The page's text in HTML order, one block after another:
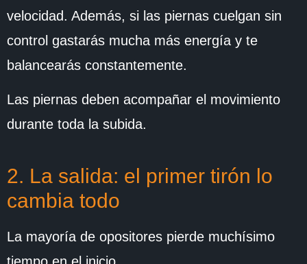
velocidad. Además, si las piernas cuelgan sin
control gastarás mucha más energía y te
balancearás constantemente.
Las piernas deben acompañar el movimiento
durante toda la subida.
2. La salida: el primer tirón lo
cambia todo
La mayoría de opositores pierde muchísimo